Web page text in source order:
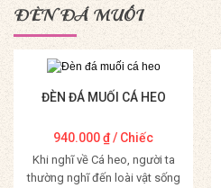
ĐÈN ĐÁ MUỐI
ĐÈN ĐÁ MUỐI CÁ HEO
940.000₫/ Chiếc
Khi nghĩ về Cá heo, người ta
thường nghĩ đến loài vật sống